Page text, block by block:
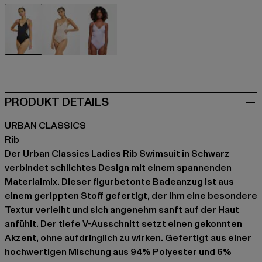
PRODUKT DETAILS
URBAN CLASSICS
Rib
Der Urban Classics Ladies Rib Swimsuit in Schwarz
verbindet schlichtes Design mit einem spannenden
Materialmix. Dieser figurbetonte Badeanzug ist aus
einem gerippten Stoff gefertigt, der ihm eine besondere
Textur verleiht und sich angenehm sanft auf der Haut
anfühlt. Der tiefe V-Ausschnitt setzt einen gekonnten
Akzent, ohne aufdringlich zu wirken. Gefertigt aus einer
hochwertigen Mischung aus 94% Polyester und 6%